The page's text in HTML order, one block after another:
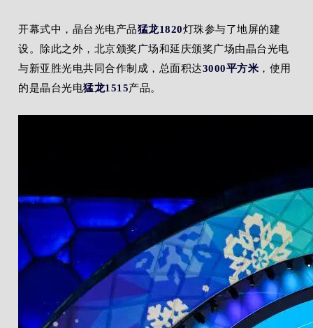
开幕式中，晶台光电产品猛龙1820灯珠参与了地屏的建
设。除此之外，北京颁奖广场和延庆颁奖广场由晶台光电
与新亚胜光电共同合作制成，总面积达3000平方米 ，使用
的是晶台光电猛龙1515产品。